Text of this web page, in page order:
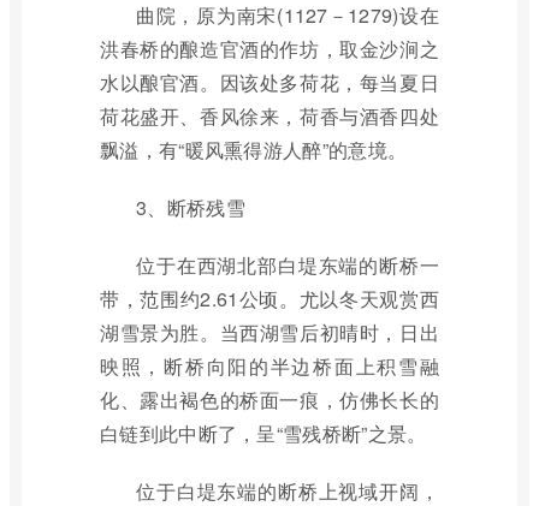
曲院，原为南宋(1127－1279)设在
洪春桥的酿造官酒的作坊，取金沙涧之
水以酿官酒。因该处多荷花，每当夏日
荷花盛开、香风徐来，荷香与酒香四处
飘溢，有“暖风熏得游人醉”的意境。
3、断桥残雪
位于在西湖北部白堤东端的断桥一
带，范围约2.61公顷。尤以冬天观赏西
湖雪景为胜。当西湖雪后初晴时，日出
映照，断桥向阳的半边桥面上积雪融
化、露出褐色的桥面一痕，仿佛长长的
白链到此中断了，呈“雪残桥断”之景。
位于白堤东端的断桥上视域开阔，